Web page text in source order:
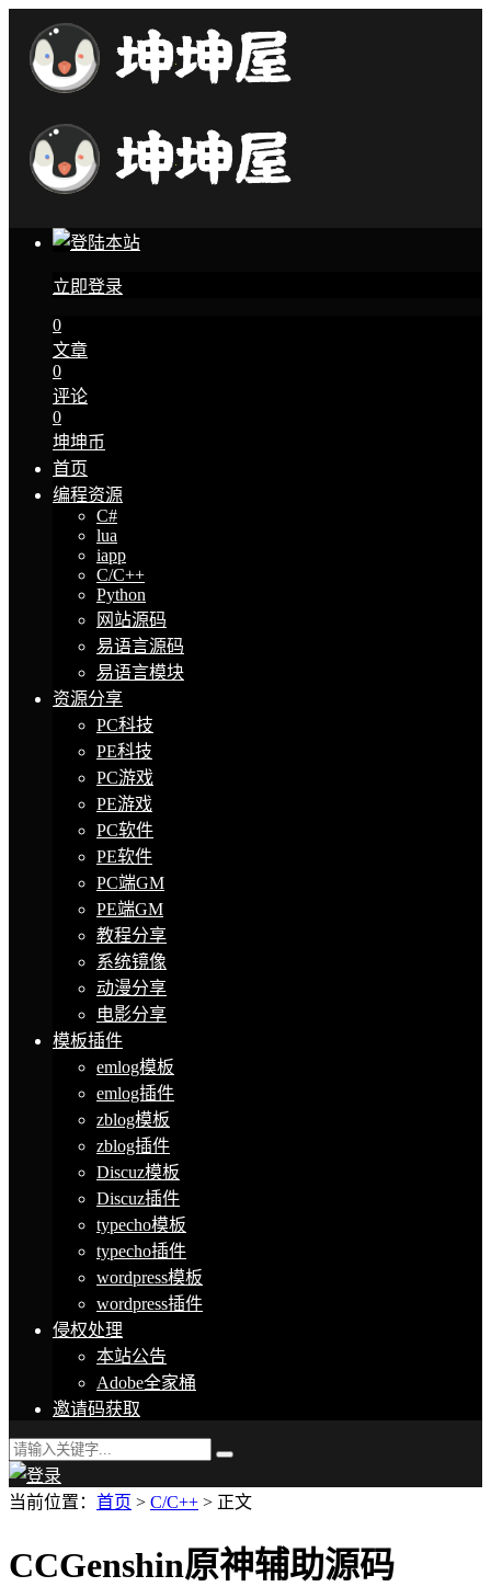
立即登录
0
文章
0
评论
0
坤坤币
首页
编程资源
C#
lua
iapp
C/C++
Python
网站源码
易语言源码
易语言模块
资源分享
PC科技
PE科技
PC游戏
PE游戏
PC软件
PE软件
PC端GM
PE端GM
教程分享
系统镜像
动漫分享
电影分享
模板插件
emlog模板
emlog插件
zblog模板
zblog插件
Discuz模板
Discuz插件
typecho模板
typecho插件
wordpress模板
wordpress插件
侵权处理
本站公告
Adobe全家桶
邀请码获取
当前位置： 首页 > C/C++ > 正文
CCGenshin原神辅助源码